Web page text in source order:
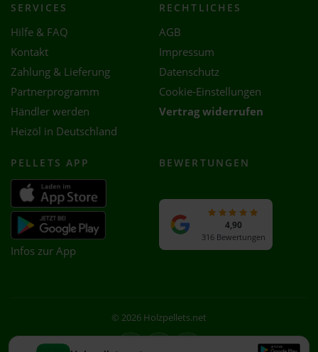
SERVICES
Hilfe & FAQ
Kontakt
Zahlung & Lieferung
Partnerprogramm
Händler werden
Heizöl in Deutschland
RECHTLICHES
AGB
Impressum
Datenschutz
Cookie-Einstellungen
Vertrag widerrufen
PELLETS APP
Infos zur App
BEWERTUNGEN
4,90
316 Bewertungen
© 2026 Holzpellets.net